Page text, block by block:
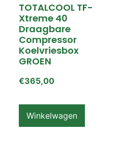
TOTALCOOL TF-
Xtreme 40
Draagbare
Compressor
Koelvriesbox
GROEN
€365,00
Winkelwagen